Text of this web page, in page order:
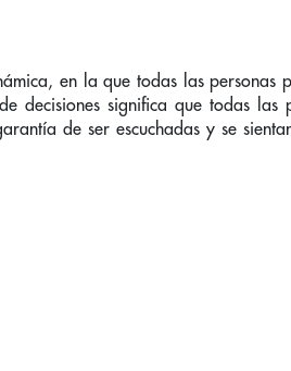
en la que todas las personas
decisiones significa que todas las
de ser escuchadas y se